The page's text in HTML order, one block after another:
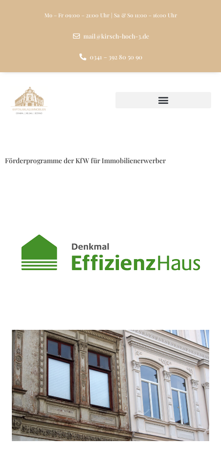
Mo – Fr 09:00 – 21:00 Uhr | Sa & So 11:00 – 16:00 Uhr
mail@kirsch-hoch-3.de
0341 – 392 80 50 90
Förderprogramme der KfW für Immobilienerwerber